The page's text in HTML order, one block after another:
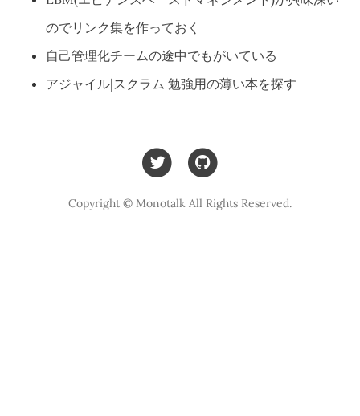
のでリンク集を作っておく
自己管理化チームの途中でもがいている
アジャイル|スクラム 勉強用の薄い本を探す
Copyright © Monotalk All Rights Reserved.